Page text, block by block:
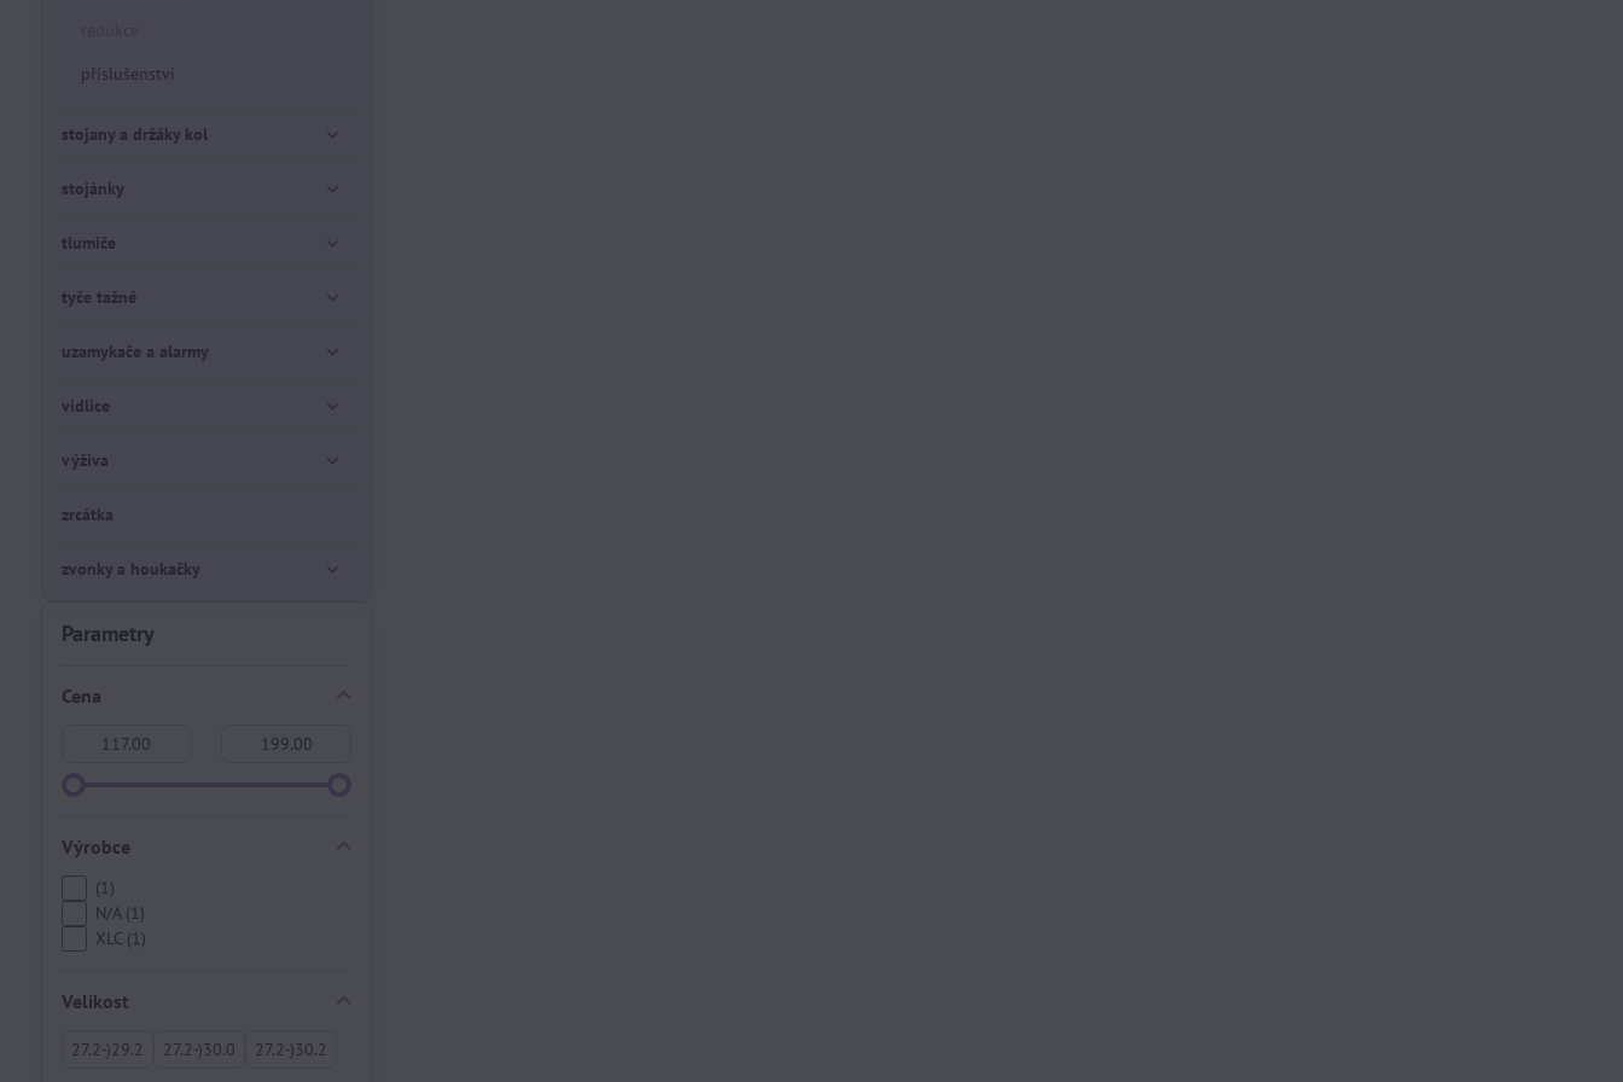
Parametry
Cena
Výrobce
(1)
N/A (1)
XLC (1)
Velikost
27.2-)29.2 27.2-)30.0 27.2-)30.2
příslušenství
stojany a držáky kol
stojánky
tlumiče
tyče tažné
uzamykače a alarmy
vidlice
výživa
zrcátka
zvonky a houkačky